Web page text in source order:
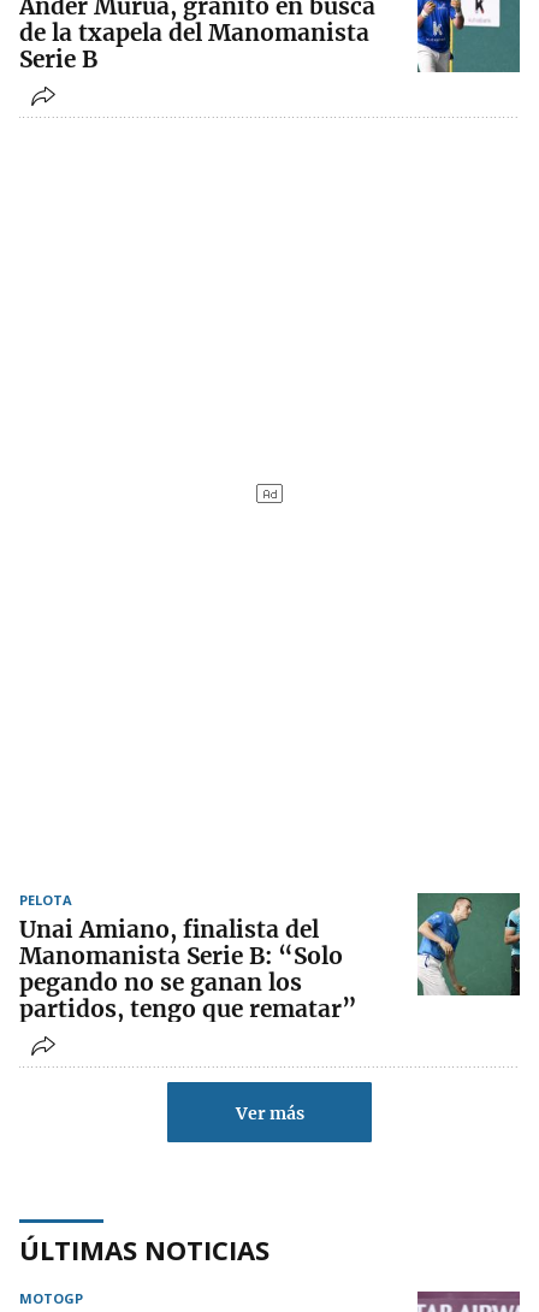
Ander Murua, granito en busca
de la txapela del Manomanista
Serie B
PELOTA
Unai Amiano, finalista del
Manomanista Serie B: “Solo
pegando no se ganan los
partidos, tengo que rematar”
Ver más
ÚLTIMAS NOTICIAS
MOTOGP